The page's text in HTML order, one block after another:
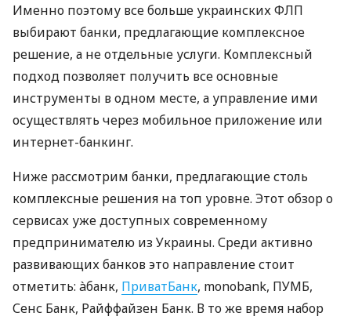
Именно поэтому все больше украинских ФЛП
выбирают банки, предлагающие комплексное
решение, а не отдельные услуги. Комплексный
подход позволяет получить все основные
инструменты в одном месте, а управление ими
осуществлять через мобильное приложение или
интернет-банкинг.
Ниже рассмотрим банки, предлагающие столь
комплексные решения на топ уровне. Этот обзор о
сервисах уже доступных современному
предпринимателю из Украины. Среди активно
развивающих банков это направление стоит
отметить: àбанк, ПриватБанк, monobank, ПУМБ,
Сенс Банк, Райффайзен Банк. В то же время набор